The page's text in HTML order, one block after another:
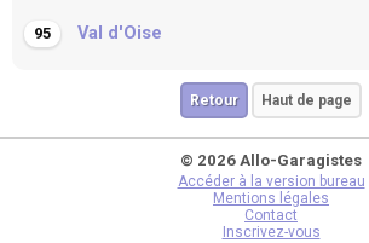
95 Val d'Oise
Retour Haut de page
© 2026 Allo-Garagistes
Accéder à la version bureau
Mentions légales
Contact
Inscrivez-vous